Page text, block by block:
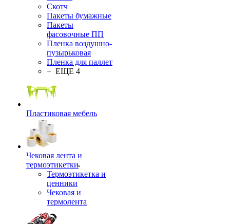
Скотч
Пакеты бумажные
Пакеты
фасовочные ПП
Пленка воздушно-
пузырьковая
Пленка для паллет
+ ЕЩЕ 4
Пластиковая мебель
Чековая лента и
термоэтикетки
Термоэтикетка и
ценники
Чековая и
термолента